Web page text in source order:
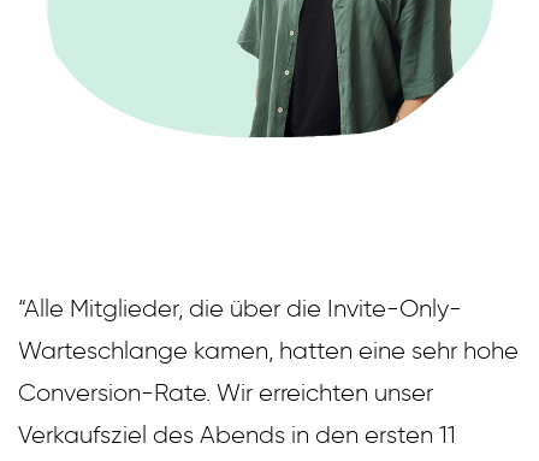
“Alle Mitglieder, die über die Invite-Only-
Warteschlange kamen, hatten eine sehr hohe
Conversion-Rate. Wir erreichten unser
Verkaufsziel des Abends in den ersten 11